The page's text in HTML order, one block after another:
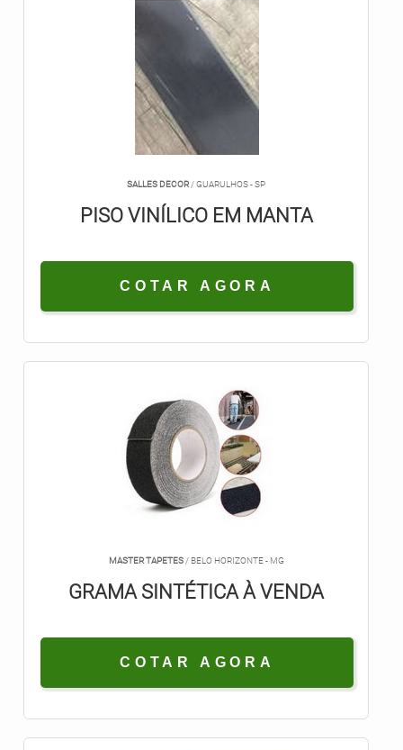
SALLES DECOR / GUARULHOS - SP
PISO VINÍLICO EM MANTA
COTAR AGORA
MASTER TAPETES/ BELO HORIZONTE - MG
GRAMA SINTÉTICA À VENDA
COTAR AGORA